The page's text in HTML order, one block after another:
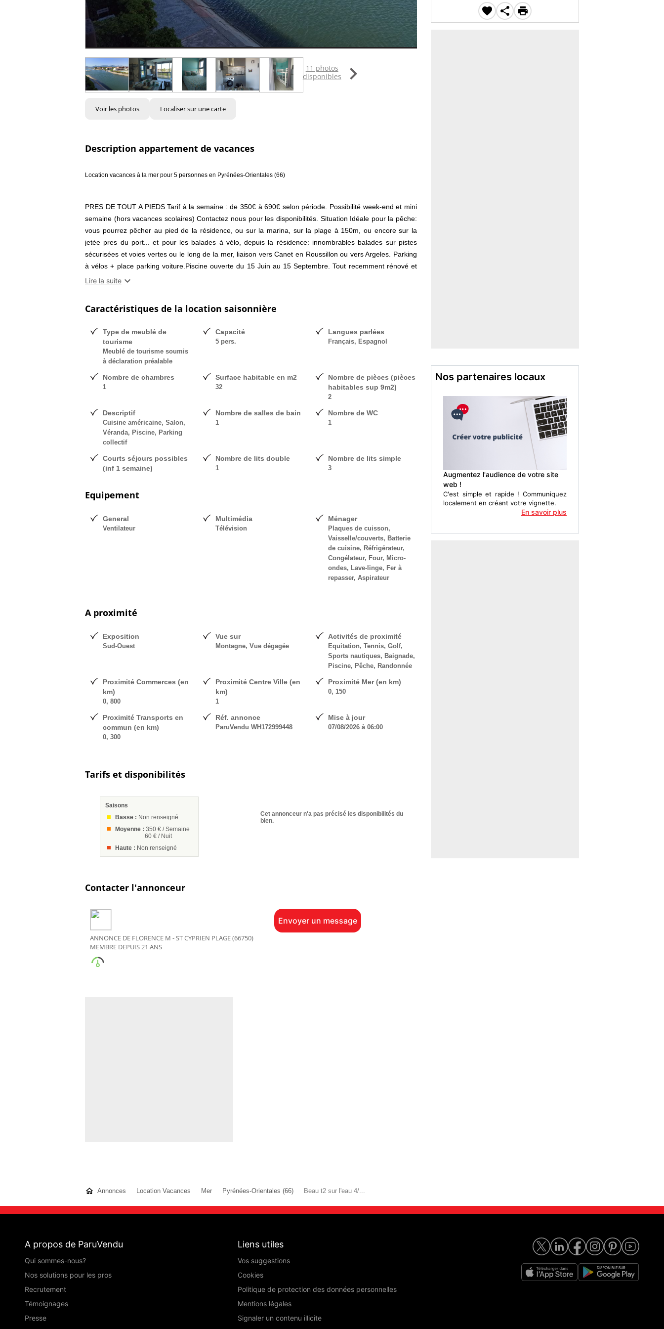
  
Nos partenaires locaux
Augmentez l'audience de votre site
web !
C'est simple et rapide ! Communiquez
localement en créant votre vignette.
En savoir plus
11 photos
disponibles

Voir les photos Localiser sur une carte
Description appartement de vacances
Location vacances à la mer pour 5 personnes en Pyrénées-Orientales (66)
PRES DE TOUT A PIEDS Tarif à la semaine : de 350€ à 690€ selon période. Possibilité week-end et mini
semaine (hors vacances scolaires) Contactez nous pour les disponibilités. Situation Idéale pour la pêche:
vous pourrez pêcher au pied de la résidence, ou sur la marina, sur la plage à 150m, ou encore sur la
jetée pres du port... et pour les balades à vélo, depuis la résidence: innombrables balades sur pistes
sécurisées et voies vertes ou le long de la mer, liaison vers Canet en Roussillon ou vers Argeles. Parking
à vélos + place parking voiture.Piscine ouverte du 15 Juin au 15 Septembre. Tout recemment rénové et
équipé, tout confort pour 4/5 personnes. Appartement 2 Pièces 32m², au 2 ième étage avec ascenceur,
port, les restos, les commerces, les activités, le ravitaillement. Exposition sud/ouest avec jolie vue
superposés dans cabine/entrée - 1 couchage 2 personnes lit 140x190 dans chambre séparée - 1 petit
canapé convertible dans salon - Salle de bain avec baignoire/douche, wc séparés - grande baie vitrée,
vue dégagée sur marina et montagnes
Lire la suite 
Caractéristiques de la location saisonnière
Type de meublé de
tourisme
Meublé de tourisme soumis
à déclaration préalable
Capacité
5 pers.
Langues parlées
Français, Espagnol
Nombre de chambres
1
Surface habitable en m2
32
Nombre de pièces (pièces
habitables sup 9m2)
2
Descriptif
Cuisine américaine, Salon,
Véranda, Piscine, Parking
collectif
Nombre de salles de bain
1
Nombre de WC
1
Courts séjours possibles
(inf 1 semaine)
Nombre de lits double
1
Nombre de lits simple
3
Equipement
General
Ventilateur
Multimédia
Télévision
Ménager
Plaques de cuisson,
Vaisselle/couverts, Batterie
de cuisine, Réfrigérateur,
Congélateur, Four, Micro-
ondes, Lave-linge, Fer à
repasser, Aspirateur
A proximité
Exposition
Sud-Ouest
Vue sur
Montagne, Vue dégagée
Activités de proximité
Equitation, Tennis, Golf,
Sports nautiques, Baignade,
Piscine, Pêche, Randonnée
Proximité Commerces (en
km)
0, 800
Proximité Centre Ville (en
km)
1
Proximité Mer (en km)
0, 150
Proximité Transports en
commun (en km)
0, 300
Réf. annonce
ParuVendu WH172999448
Mise à jour
07/08/2026 à 06:00
Tarifs et disponibilités
Saisons
Basse : Non renseigné
Moyenne : 350 € / Semaine
60 € / Nuit
Haute : Non renseigné
Cet annonceur n'a pas précisé les disponibilités du
bien.
Contacter l'annonceur
ANNONCE DE FLORENCE M - ST CYPRIEN PLAGE (66750)
MEMBRE DEPUIS 21 ANS
Envoyer un message
Annonces Location Vacances Mer Pyrénées-Orientales (66) Beau t2 sur l'eau 4/...
A propos de ParuVendu
Qui sommes-nous?
Nos solutions pour les pros
Recrutement
Témoignages
Presse
Liens utiles
Vos suggestions
Cookies
Politique de protection des données personnelles
Mentions légales
Signaler un contenu illicite